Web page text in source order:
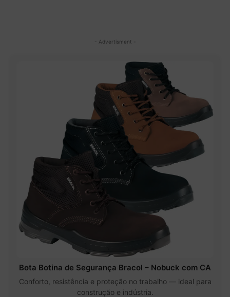
- Advertisment -
Bota Botina de Segurança Bracol – Nobuck com CA
Conforto, resistência e proteção no trabalho — ideal para
construção e indústria.